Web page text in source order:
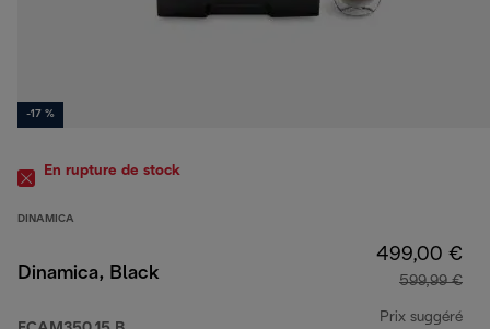
-17 %
En rupture de stock
DINAMICA
Dinamica, Black
499,00 €
599,99 €
Prix suggéré